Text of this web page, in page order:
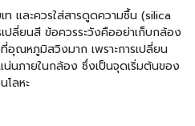
และควรใส่สารดูดความชื้น (silica
ปลี่ยนสี ข้อควรระวังคืออย่าเก็บกล้อง
ณหภูมิสวิงมาก เพราะการเปลี่ยน
นภายในกล้อง ซึ่งเป็นจุดเริ่มต้นของ
โลหะ